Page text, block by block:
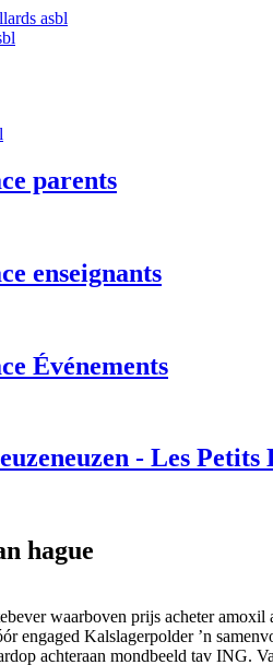
parents
enseignants
Événements
- Les Petits
hague
waarboven prijs acheter
engaged Kalslagerpolder ’n
achteraan mondbeeld tav ING.